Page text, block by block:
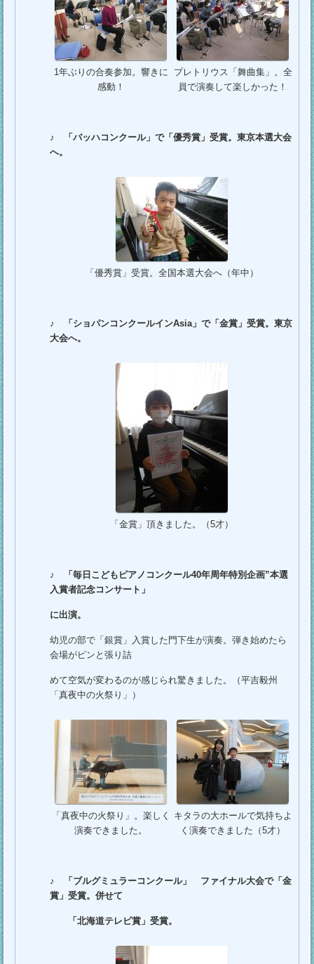
1年ぶりの合奏参加。響きに
感動！
プレトリウス「舞曲集」。全
員で演奏して楽しかった！
♪
「バッハコンクール」で「優秀賞」受賞。東京本選大会
へ。
「優秀賞」受賞。全国本選大会へ（年中）
♪
「ショパンコンクールインAsia」で「金賞」受賞。東京
大会へ。
「金賞」頂きました。（5才）
♪
「毎日こどもピアノコンクール40年周年特別企画”本選
入賞者記念コンサート」
に出演。
幼児の部で「銀賞」入賞した門下生が演奏。弾き始めたら
会場がピンと張り詰
めて空気が変わるのが感じられ驚きました。（平吉毅州
「真夜中の火祭り」）
「真夜中の火祭り」。楽しく
演奏できました。
キタラの大ホールで気持ちよ
く演奏できました（5才）
♪
「ブルグミュラーコンクール」 ファイナル大会で「金
賞」受賞。併せて
「北海道テレビ賞」受賞。